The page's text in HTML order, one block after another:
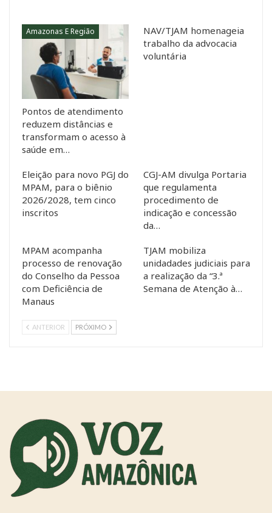
Amazonas E Região
Pontos de atendimento
reduzem distâncias e
transformam o acesso à
saúde em…
NAV/TJAM homenageia
trabalho da advocacia
voluntária
Eleição para novo PGJ do
MPAM, para o biênio
2026/2028, tem cinco
inscritos
CGJ-AM divulga Portaria
que regulamenta
procedimento de
indicação e concessão
da…
MPAM acompanha
processo de renovação
do Conselho da Pessoa
com Deficiência de
Manaus
TJAM mobiliza
unidadades judiciais para
a realização da “3.ª
Semana de Atenção à…
ANTERIOR PRÓXIMO